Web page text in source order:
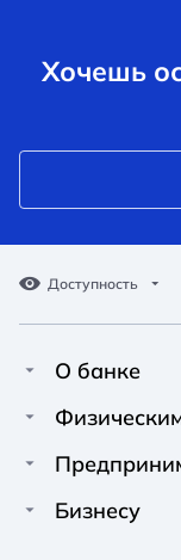
Хочешь
Доступность
A A
Обычный
A
A
О банке
Про Unex Bank
Кредиты
Бизнесу